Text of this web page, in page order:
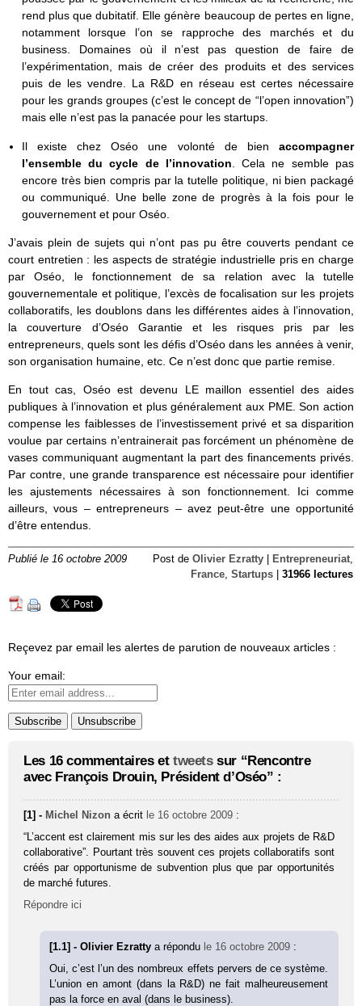
rend plus que dubitatif. Elle génère beaucoup de pertes en ligne,
notamment lorsque l’on se rapproche des marchés et du
business. Domaines où il n’est pas question de faire de
l’expérimentation, mais de créer des produits et des services
puis de les vendre. La R&D en réseau est certes nécessaire
pour les grands groupes (c’est le concept de “l’open innovation”)
mais elle n’est pas la panacée pour les startups.
Il existe chez Oséo une volonté de bien accompagner
l’ensemble du cycle de l’innovation . Cela ne semble pas
encore très bien compris par la tutelle politique, ni bien packagé
ou communiqué. Une belle zone de progrès à la fois pour le
gouvernement et pour Oséo.
J’avais plein de sujets qui n’ont pas pu être couverts pendant ce
court entretien : les aspects de stratégie industrielle pris en charge
par Oséo, le fonctionnement de sa relation avec la tutelle
gouvernementale et politique, l’excès de focalisation sur les projets
collaboratifs, les doublons dans les différentes aides à l’innovation,
la couverture d’Oséo Garantie et les risques pris par les
entrepreneurs, quels sont les défis d’Oséo dans les années à venir,
son organisation humaine, etc. Ce n’est donc que partie remise.
En tout cas, Oséo est devenu LE maillon essentiel des aides
publiques à l’innovation et plus généralement aux PME. Son action
compense les faiblesses de l’investissement privé et sa disparition
voulue par certains n’entrainerait pas forcément un phénomène de
vases communiquant augmentant la part des financements privés.
Par contre, une grande transparence est nécessaire pour identifier
les ajustements nécessaires à son fonctionnement. Ici comme
ailleurs, vous – entrepreneurs – avez peut-être une opportunité
d’être entendus.
Publié le 16 octobre 2009 Post de Olivier Ezratty Entrepreneuriat
France Startups 31966 lectures
Reçevez par email les alertes de parution de nouveaux articles :
Your email:
Les 16 commentaires et tweetssur “Rencontre
avec François Drouin, Président d’Oséo” :
[1] - Michel Nizon a écrit le 16 octobre 2009 :
“L’accent est clairement mis sur les des aides aux projets de R&D
collaborative”. Pourtant très souvent ces projets collaboratifs sont
créés par opportunisme de subvention plus que par opportunités
de marché futures.
Répondre ici
[1.1] - Olivier Ezrattya répondu le 16 octobre 2009 :
Oui, c’est l’un des nombreux effets pervers de ce système.
L’union en amont (dans la R&D) ne fait malheureusement
pas la force en aval (dans le business).